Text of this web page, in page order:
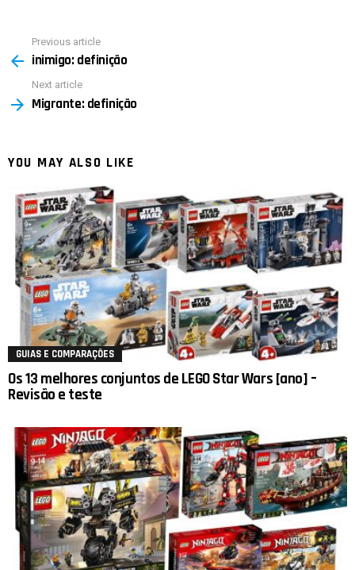
more
Previous article
inimigo: definição
Next article
Migrante: definição
YOU MAY ALSO LIKE
GUIAS E COMPARAÇÕES
Os 13 melhores conjuntos de LEGO Star Wars [ano] –
Revisão e teste